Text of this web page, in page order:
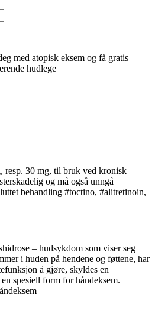
med atopisk eksem og få gratis
hudlege
resp. 30 mg, til bruk ved kronisk
og må også unngå
behandling #toctino, #alitretinoin,
– hudsykdom som viser seg
i huden på hendene og føttene, har
å gjøre, skyldes en
spesiell form for håndeksem.